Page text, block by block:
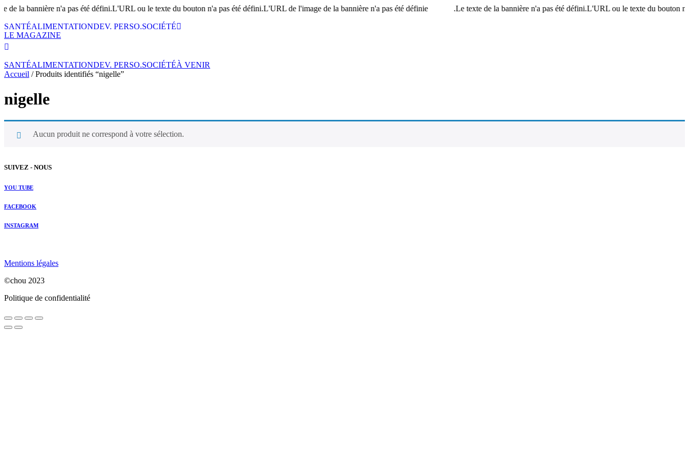
de la bannière n'a pas été défini.L'URL ou le texte du bouton n'a pas été défini.L'URL de l'image de la bannière n'a pas été définie. Le texte de la bannière n'a pas été défini.L'URL ou le texte du bouton
SANTÉALIMENTATIONDEV. PERSO.SOCIÉTÉ
LE MAGAZINE
SANTÉALIMENTATIONDEV. PERSO.SOCIÉTÉÀ VENIR
Accueil / Produits identifiés “nigelle”
nigelle
Aucun produit ne correspond à votre sélection.
SUIVEZ - NOUS
YOU TUBE
FACEBOOK
INSTAGRAM
Mentions légales
©chou 2023
Politique de confidentialité